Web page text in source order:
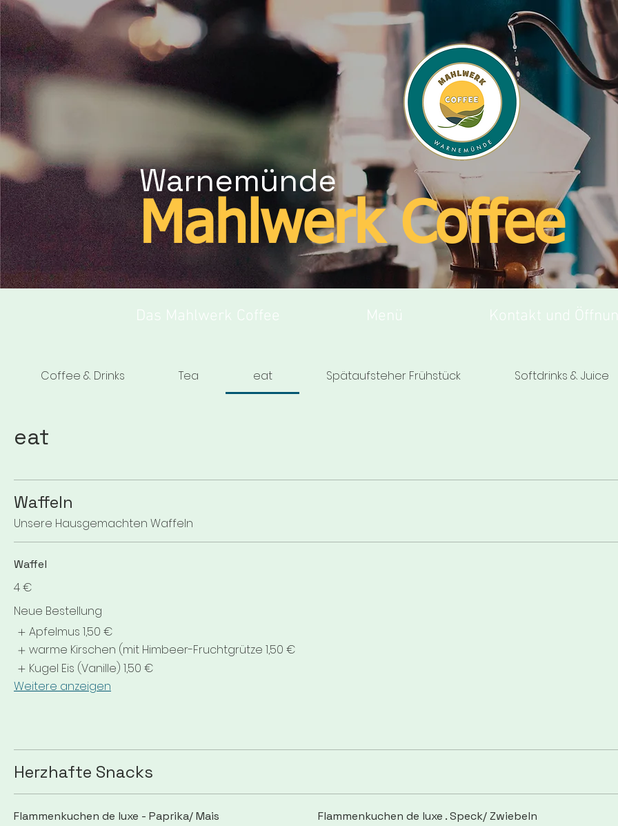
Mahlwerk Coffee
Warnemünde
Das Mahlwerk Coffee Menü Kontakt und
Coffee & Drinks Tea eat Spätaufsteher Frühstück Softdrinks & Juice
eat
Waffeln
Unsere Hausgemachten Waffeln
Waffel
4 €
Neue Bestellung
Apfelmus 1,50 €
warme Kirschen (mit Himbeer-Fruchtgrütze 1,50 €
Kugel Eis (Vanille) 1,50 €
Weitere anzeigen
Herzhafte Snacks
Flammenkuchen de luxe - Paprika/ Mais Flammenkuchen de luxe . Speck/ Zwiebeln